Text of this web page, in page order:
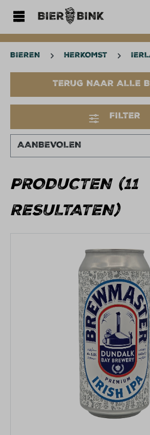
BIEREN HERKOMST
TERUG NAAR ALLE
FILTER
PRODUCTEN (11
RESULTATEN)